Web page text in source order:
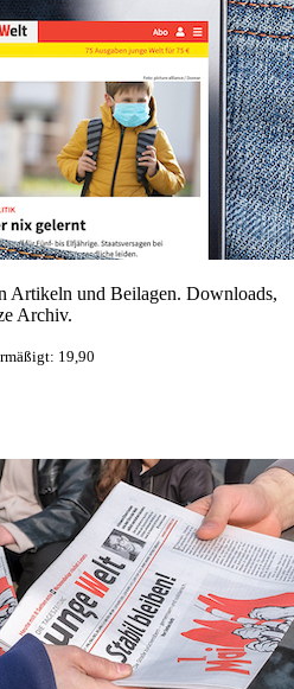
Artikeln und Beilagen. Downloads,
Archiv.
19,90